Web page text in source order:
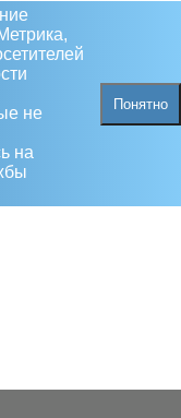
не
на
Понятно
"Влюбленные